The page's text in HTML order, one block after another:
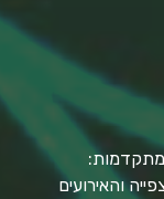
והאירועים